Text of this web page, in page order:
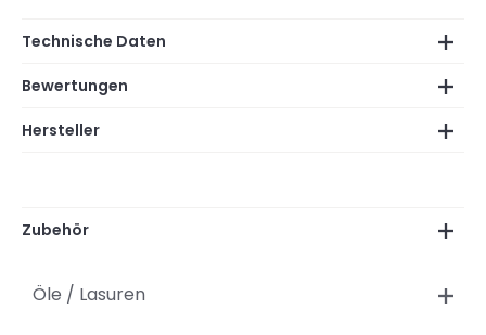
Technische Daten
Bewertungen
Hersteller
Zubehör
Öle / Lasuren